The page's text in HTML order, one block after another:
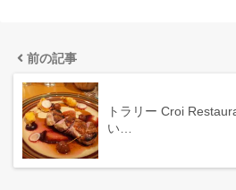
前の記事
トラリー Croi
い…